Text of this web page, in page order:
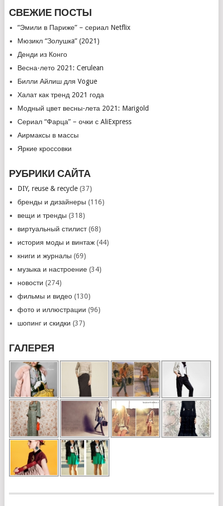
СВЕЖИЕ ПОСТЫ
“Эмили в Париже” – сериал Netflix
Мюзикл “Золушкa” (2021)
Денди из Конго
Весна-лето 2021: Cerulean
Билли Айлиш для Vogue
Халат как тренд 2021 года
Модный цвет весны-лета 2021: Marigold
Сериал “Фарца” – очки с AliExpress
Аирмаксы в массы
Яркие кроссовки
РУБРИКИ САЙТА
DIY, reuse & recycle(37)
бренды и дизайнеры (116)
вещи и тренды (318)
виртуальный стилист(68)
история моды и винтаж(44)
книги и журналы (69)
музыка и настроение(34)
новости (274)
фильмы и видео(130)
фото и иллюстрации (96)
шопинг и скидки (37)
ГАЛЕРЕЯ